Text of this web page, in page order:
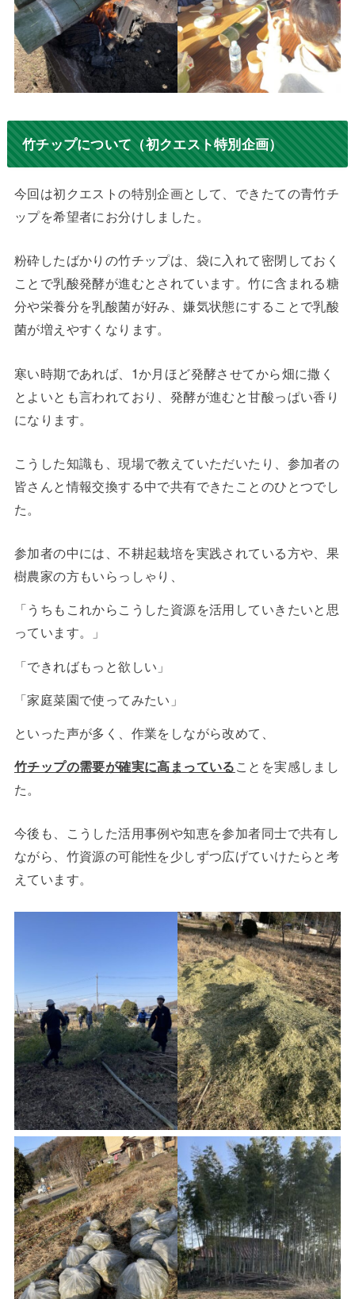
竹チップについて（初クエスト特別企画）
今回は初クエストの特別企画として、できたての青竹チ
ップを希望者にお分けしました。
粉砕したばかりの竹チップは、袋に入れて密閉しておく
ことで乳酸発酵が進むとされています。竹に含まれる糖
分や栄養分を乳酸菌が好み、嫌気状態にすることで乳酸
菌が増えやすくなります。
寒い時期であれば、1か月ほど発酵させてから畑に撒く
とよいとも言われており、発酵が進むと甘酸っぱい香り
になります。
こうした知識も、現場で教えていただいたり、参加者の
皆さんと情報交換する中で共有できたことのひとつでし
た。
参加者の中には、不耕起栽培を実践されている方や、果
樹農家の方もいらっしゃり、
「うちもこれからこうした資源を活用していきたいと思
っています。」
「できればもっと欲しい」
「家庭菜園で使ってみたい」
といった声が多く、作業をしながら改めて、
竹チップの需要が確実に高まっていることを実感しまし
た。
今後も、こうした活用事例や知恵を参加者同士で共有し
ながら、竹資源の可能性を少しずつ広げていけたらと考
えています。